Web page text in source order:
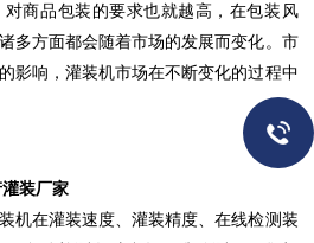
商品包装的要求也就越高，在包装风
多方面都会随着市场的发展而变化。市
影响，灌装机市场在不断变化的过程中
装厂家
机在灌装速度、灌装精度、在线检测装